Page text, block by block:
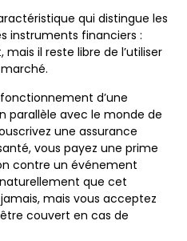
qui distingue les
instruments financiers :
il reste libre de l’utiliser
d’une
parallèle avec le monde de
une assurance
vous payez une prime
contre un événement
que cet
mais vous acceptez
couvert en cas de